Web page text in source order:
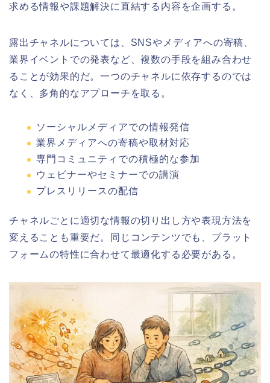
求める情報や課題解決に直結する内容を企画する。
露出チャネルについては、SNSやメディアへの寄稿、
業界イベントでの発表など、複数の手段を組み合わせ
ることが効果的だ。一つのチャネルに依存するのでは
なく、多角的なアプローチを取る。
ソーシャルメディアでの情報発信
業界メディアへの寄稿や取材対応
専門コミュニティでの積極的な参加
ウェビナーやセミナーでの講演
プレスリリースの配信
チャネルごとに適切な情報の切り出し方や表現方法を
変えることも重要だ。同じコンテンツでも、プラット
フォームの特性に合わせて最適化する必要がある。